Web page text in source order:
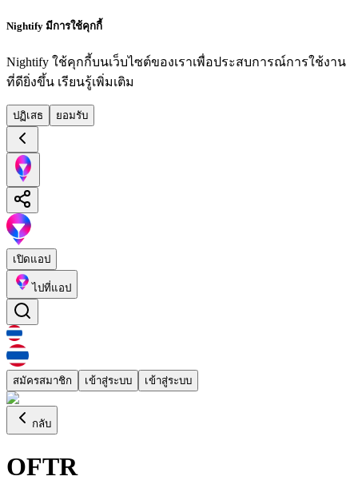
Nightify มีการใช้คุกกี้
Nightify ใช้คุกกี้บนเว็บไซต์ของเราเพื่อประสบการณ์การใช้งาน
ที่ดียิ่งขึ้น เรียนรู้เพิ่มเติม
ปฏิเสธ ยอมรับ
เปิดแอป
ไปที่แอป
สมัครสมาชิก เข้าสู่ระบบ เข้าสู่ระบบ
กลับ
OFTR